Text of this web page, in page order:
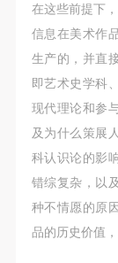
在这些前提下
信息在美术作
生产的，并直
即艺术史学科
现代理论和参
及为什么策展
科认识论的影
错综复杂，以
种不情愿的原
品的历史价值
动导师、教
及到的绘画
与者因个人
套设备、设
具、材料、
当承当相应
失。活动中
事故的任何责
中央美术学
根据《中华人
动导师、教
及到的绘画
与者因个人
套设备、设
具、材料、
当承当相应
失。活动中
事故的任何责
中央美术学
根据《中华人
动导师、教
及到的绘画
与者因个人
套设备、设
具、材料、
当承当相应
失。活动中
事故的任何责
中央美术学
根据《中华人